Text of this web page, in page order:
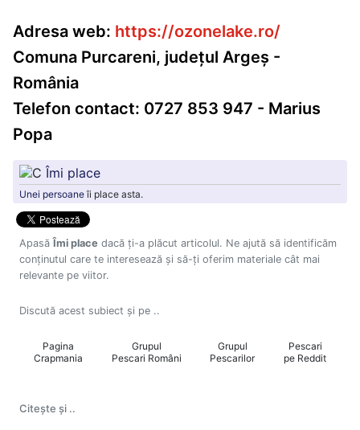
Adresa web: https://ozonelake.ro/
Comuna Purcareni, județul Argeș -
România
Telefon contact: 0727 853 947 - Marius
Popa
Îmi place
Unei persoane îi place asta.
ApasăÎmi place dacă ți-a plăcut articolul. Ne ajută să identificăm
conținutul care te interesează și să-ți oferim materiale cât mai
relevante pe viitor.
Discută acest subiect și pe ..
Pagina
Crapmania
Grupul
Pescari Români
Grupul
Pescarilor
Pescari
pe Reddit
Citește și ..